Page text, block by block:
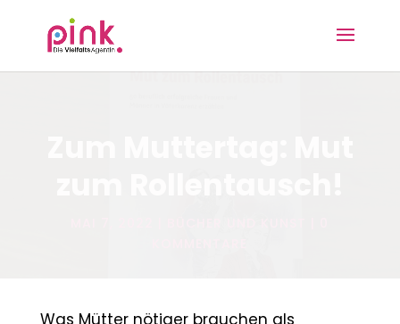
Was Mütter nötiger brauchen als